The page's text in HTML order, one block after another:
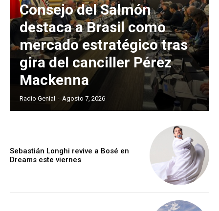
Consejo del Salmón
destaca a Brasil como
mercado estratégico tras
gira del canciller Pérez
Mackenna
Radio Genial - Agosto 7, 2026
Sebastián Longhi revive a Bosé en
Dreams este viernes